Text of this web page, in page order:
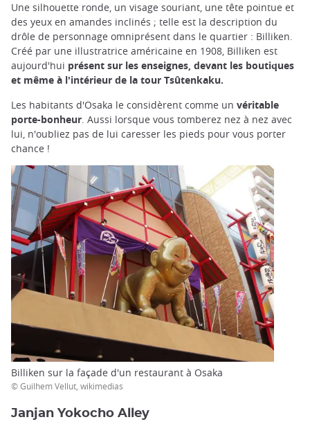
Une silhouette ronde, un visage souriant, une tête pointue et
des yeux en amandes inclinés ; telle est la description du
drôle de personnage omniprésent dans le quartier : Billiken.
Créé par une illustratrice américaine en 1908, Billiken est
aujourd'hui présent sur les enseignes, devant les boutiques
et même à l'intérieur de la tour Tsûtenkaku.
Les habitants d'Osaka le considèrent comme un véritable
porte-bonheur . Aussi lorsque vous tomberez nez à nez avec
lui, n'oubliez pas de lui caresser les pieds pour vous porter
chance !
Billiken sur la façade d'un restaurant à Osaka
© Guilhem Vellut, wikimedias
Janjan Yokocho Alley